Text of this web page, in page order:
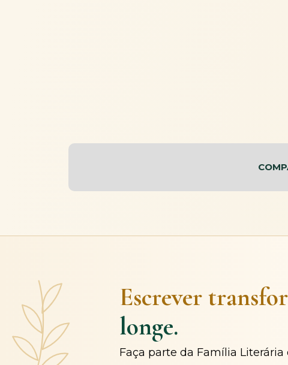
Escrever
longe.
Faça parte da Família